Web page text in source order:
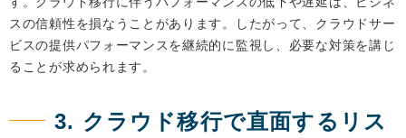
スの信頼性を損なうことがあります。したがって、クラウドサー
ビスの提供パフォーマンスを継続的に監視し、必要な対策を講じ
ることが求められます。
3. クラウド移行で直面するリス